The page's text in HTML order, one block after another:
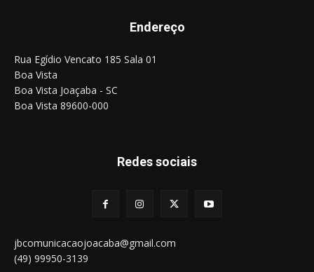
Endereço
Rua Egídio Vencato 185 Sala 01
Boa Vista
Boa Vista Joaçaba - SC
Boa Vista 89600-000
Redes sociais
jbcomunicacaojoacaba@gmail.com
(49) 99950-3139